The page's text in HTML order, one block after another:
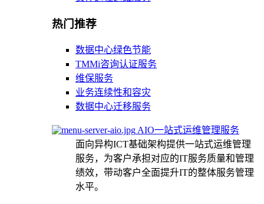
热门推荐
数据中心绿色节能
TMMi咨询认证服务
维保服务
业务连续性和容灾
数据中心迁移服务
AIO一站式运维管理服务
面向异构ICT基础架构提供一站式运维管理
服务，为客户承担对应的IT服务质量和管理
绩效，带动客户全面提升IT的整体服务管理
水平。